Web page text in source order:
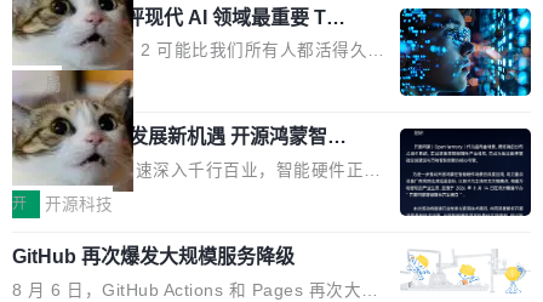
功率段机身尺寸十分紧凑的1600W电源产品。小
巧机身有效提升市面主流标准A...
业化营销服务的需求从未如此迫切。 但市场扩容
的同时,服务商的竞争逻辑正在改变。2026年Top
Agency年度合辑的观察指出,“产品”这个离消费
者最近的载体,在整个品牌营销层面的权重显著变
高了。全域营销服务商的竞争正在从规模转向深
度,案例厚度、全域覆盖、多线协同...
n 这条推文引发了广泛讨论。他不是在说风凉
话，他是说出了一个圈内人尽皆知但很少公开捅
破的事实。 Jordan 随后补充了一句软化声明：
「我不认为这些会议上大部分论文都在过度宣传
或造假。问题是，作为读者，如果你筛选出那些
看起来最令人兴奋的论文，那它们大部分都是过
度宣传的。」 这才是真正的痛点。不是所有论文
都有问题，是最吸引眼球的那批论文最有问题。
他引用的帖子来自 Mathew Shen，一位 ICLR 2
026 的读者：「看了篇 ...
xAI 前工程师评现代 AI 领域最重要 Top
3 开源项目
Flash Attention 2 可能比我们所有人都活得久。
这句话不是来自某个技术博客，而是出自 Hieu
Pham 的一条推文。Hieu Pham 是谁？他是 xAI
的早期工程师之一，在 Grok 训练基础设施团队
工作过。近日他在 X 上发了一条帖子，列出了他
认为现代 AI 领域最重要的三个开源项目。 第一
理由很具体。FA 系列不需要解释，但 FA2 是他
认为最重要的一个——复杂度恰到好处，刚好能
局
共商智能硬件发展新机遇 开源鸿蒙智能
硬件开发者日杭州站即将举行
随着万物智联加速深入千行百业，智能硬件正从
单点设备迈向智能化、网联化、协同化发展。作
鸿蒙通过统一技术底座和分布式能力，为不同类
型智能设备的开发、连接与互联提供关键支撑，
开 开源科技
GitHub 再次爆发大规模服务降级
8 月 6 日，GitHub Actions 和 Pages 再次大规